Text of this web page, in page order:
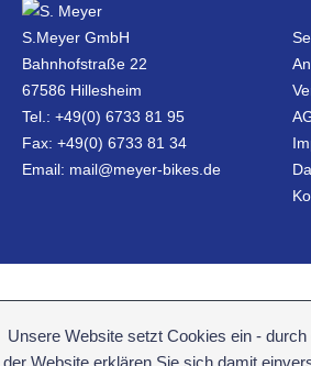
S.Meyer GmbH
Bahnhofstraße 22
67586 Hillesheim
Tel.: +49(0) 6733 81 95
Fax: +49(0) 6733 81 34
Email: mail@meyer-bikes.de
Unsere Website setzt Cookies ein - durch
der Website erklären Sie sich damit